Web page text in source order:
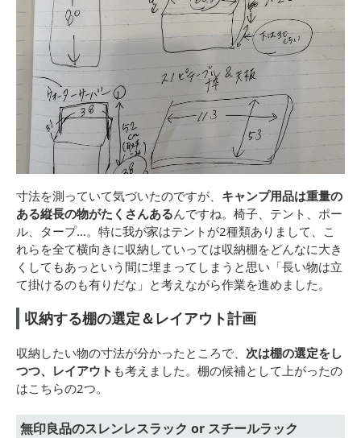
寸法を測っていて気づいたのですが、 キャンプ用品は重量の
ある縦長の物がたくさんあるんですね。椅子、テント、ポー
ル、タープ…。特に我が家はテントが2種類ありまして、こ
れらを全て横向きに収納していっては収納棚をどんなに大き
くしてもあっという間に埋まってしまうと思い「長い物は立
て掛けるのも有りだな」と考えながら作業を進めました。
収納する棚の選定＆レイアウト計画
収納したい物の寸法が分かったところで、 次は棚の選定をし
つつ、レイアウト も考えました。棚の候補として上がったの
はこちらの2つ。
無印良品のスレンレスラック or スチールラック